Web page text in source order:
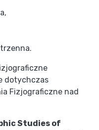
dotychczas
Fizjograficzne nad
Studies of